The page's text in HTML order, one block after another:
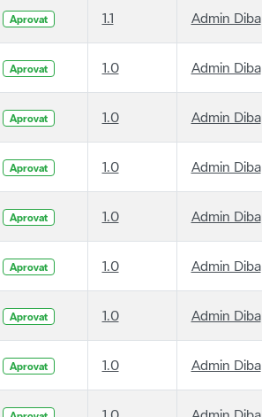
Aprovat 1.1 Admin Diba
Aprovat 1.0 Admin Diba
Aprovat 1.0 Admin Diba
Aprovat 1.0 Admin Diba
Aprovat 1.0 Admin Diba
Aprovat 1.0 Admin Diba
Aprovat 1.0 Admin Diba
Aprovat 1.0 Admin Diba